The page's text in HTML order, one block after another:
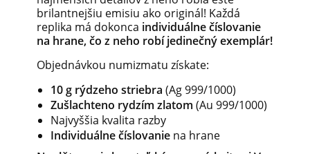
brilantnejšiu emisiu ako originál! Každá
replika má dokonca individuálne číslovanie
na hrane, čo z neho robí jedinečný exemplár!
Objednávkou numizmatu získate:
10 g rýdzeho striebra (Ag 999/1000)
Zušlachteno rydzím zlatom (Au 999/1000)
Najvyššia kvalita razby
Individuálne číslovanie na hrane